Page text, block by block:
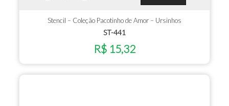
Stencil – Coleção Pacotinho de Amor – Ursinhos
ST-441
R$ 15,32